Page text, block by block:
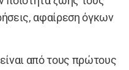
αφαίρεση όγκων
από τους πρώτους